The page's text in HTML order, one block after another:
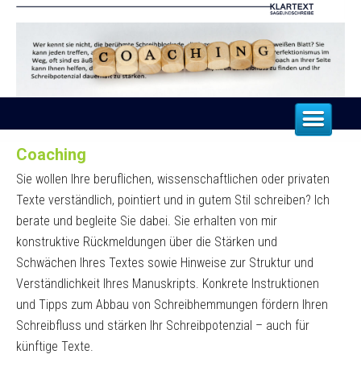
Über mich
Privatbiografie |
Firmenbiografie |
Lektorat |
Text |
Coaching
Sie wollen Ihre beruflichen, wissenschaftlichen oder privaten
Texte verständlich, pointiert und in gutem Stil schreiben? Ich
berate und begleite Sie dabei. Sie erhalten von mir
konstruktive Rückmeldungen über die Stärken und
Schwächen Ihres Textes sowie Hinweise zur Struktur und
Verständlichkeit Ihres Manuskripts. Konkrete Instruktionen
und Tipps zum Abbau von Schreibhemmungen fördern Ihren
Schreibfluss und stärken Ihr Schreibpotenzial – auch für
künftige Texte.